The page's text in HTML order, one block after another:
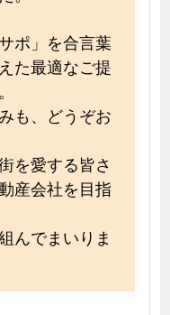
ポ」を合言葉
た最適なご提
も、どうぞお
を愛する皆さ
産会社を目指
んでまいりま